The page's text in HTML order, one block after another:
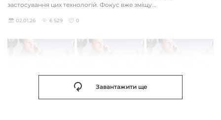
застосування цих технологій. Фокус вже зміщу...
02.01.26 6 529 0
Завантажити ще